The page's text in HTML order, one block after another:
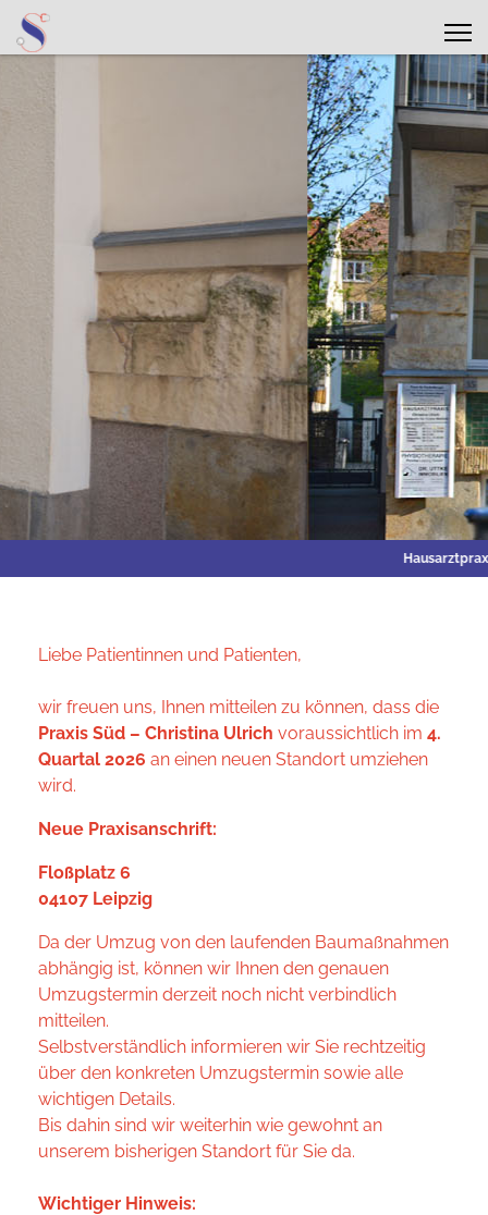
Hausarztpraxis Süd - Eingangsbereich
Liebe Patientinnen und Patienten,
wir freuen uns, Ihnen mitteilen zu können, dass die
Praxis Süd – Christina Ulrich voraussichtlich im 4.
Quartal 2026 an einen neuen Standort umziehen
wird.
Neue Praxisanschrift:
Floßplatz 6
04107 Leipzig
Da der Umzug von den laufenden Baumaßnahmen
abhängig ist, können wir Ihnen den genauen
Umzugstermin derzeit noch nicht verbindlich
mitteilen.
Selbstverständlich informieren wir Sie rechtzeitig
über den konkreten Umzugstermin sowie alle
wichtigen Details.
Bis dahin sind wir weiterhin wie gewohnt an
unserem bisherigen Standort für Sie da.
Wichtiger Hinweis: